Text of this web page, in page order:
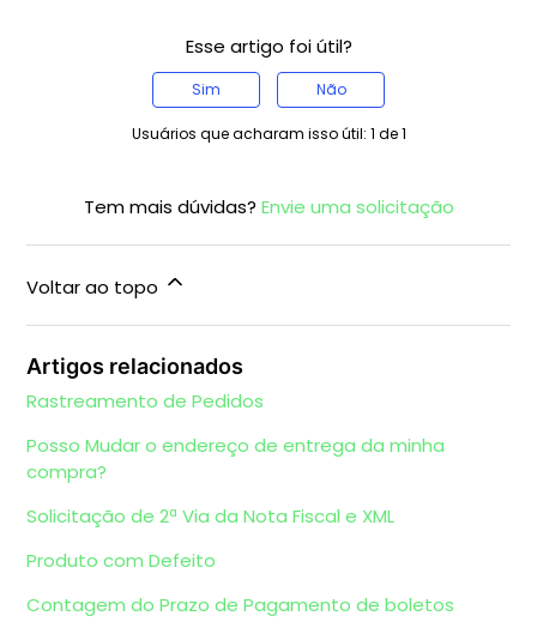
Esse artigo foi útil?
Sim Não
Usuários que acharam isso útil: 1 de 1
Tem mais dúvidas? Envie uma solicitação
Voltar ao topo
Artigos relacionados
Rastreamento de Pedidos
Posso Mudar o endereço de entrega da minha
compra?
Solicitação de 2ª Via da Nota Fiscal e XML
Produto com Defeito
Contagem do Prazo de Pagamento de boletos